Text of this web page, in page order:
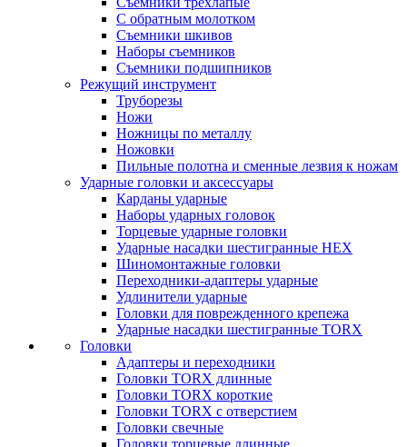
С обратным молотком
Съемники шкивов
Наборы съемников
Съемники подшипников
Режущий инструмент
Труборезы
Ножи
Ножницы по металлу
Ножовки
Пильные полотна и сменные лезвия к ножам
Ударные головки и аксессуары
Карданы ударные
Наборы ударных головок
Торцевые ударные головки
Ударные насадки шестигранные HEX
Шиномонтажные головки
Переходники-адаптеры ударные
Удлинители ударные
Головки для поврежденного крепежа
Ударные насадки шестигранные TORX
Головки
Адаптеры и переходники
Головки TORX длинные
Головки TORX короткие
Головки TORX с отверстием
Головки свечные
Головки торцевые длинные